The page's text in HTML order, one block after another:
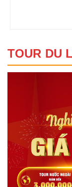
TOUR DU